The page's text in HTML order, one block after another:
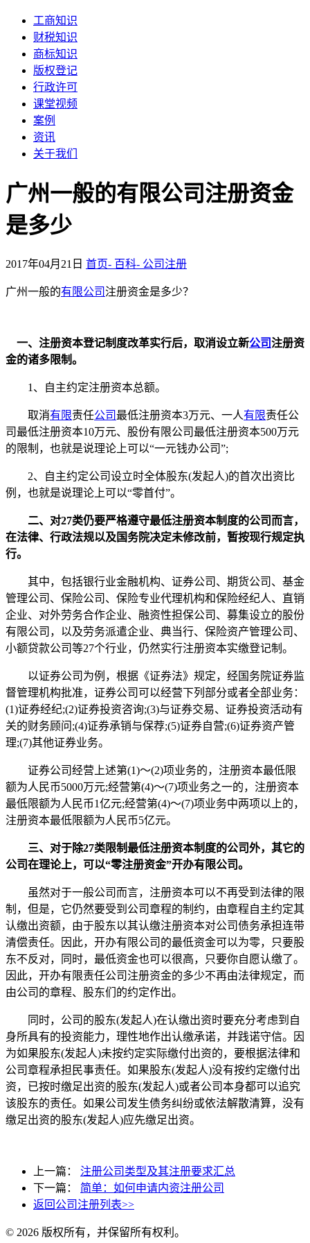
工商知识
财税知识
商标知识
版权登记
行政许可
课堂视频
案例
资讯
关于我们
广州一般的有限公司注册资金
是多少
2017年04月21日 首页- 百科- 公司注册
广州一般的有限公司注册资金是多少？
一、注册资本登记制度改革实行后，取消设立新公司注册资
金的诸多限制。
1、自主约定注册资本总额。
取消有限责任公司最低注册资本3万元、一人有限责任公
司最低注册资本10万元、股份有限公司最低注册资本500万元
的限制，也就是说理论上可以“一元钱办公司”;
2、自主约定公司设立时全体股东(发起人)的首次出资比
例，也就是说理论上可以“零首付”。
二、对27类仍要严格遵守最低注册资本制度的公司而言，
在法律、行政法规以及国务院决定未修改前，暂按现行规定执
行。
其中，包括银行业金融机构、证券公司、期货公司、基金
管理公司、保险公司、保险专业代理机构和保险经纪人、直销
企业、对外劳务合作企业、融资性担保公司、募集设立的股份
有限公司，以及劳务派遣企业、典当行、保险资产管理公司、
小额贷款公司等27个行业，仍然实行注册资本实缴登记制。
以证券公司为例，根据《证券法》规定，经国务院证券监
督管理机构批准，证券公司可以经营下列部分或者全部业务：
(1)证券经纪;(2)证券投资咨询;(3)与证券交易、证券投资活动有
关的财务顾问;(4)证券承销与保荐;(5)证券自营;(6)证券资产管
理;(7)其他证券业务。
证券公司经营上述第(1)～(2)项业务的，注册资本最低限
额为人民币5000万元;经营第(4)～(7)项业务之一的，注册资本
最低限额为人民币1亿元;经营第(4)～(7)项业务中两项以上的，
注册资本最低限额为人民币5亿元。
三、对于除27类限制最低注册资本制度的公司外，其它的
公司在理论上，可以“零注册资金”开办有限公司。
虽然对于一般公司而言，注册资本可以不再受到法律的限
制，但是，它仍然要受到公司章程的制约，由章程自主约定其
认缴出资额，由于股东以其认缴注册资本对公司债务承担连带
清偿责任。因此，开办有限公司的最低资金可以为零，只要股
东不反对，同时，最低资金也可以很高，只要你自愿认缴了。
因此，开办有限责任公司注册资金的多少不再由法律规定，而
由公司的章程、股东们的约定作出。
同时，公司的股东(发起人)在认缴出资时要充分考虑到自
身所具有的投资能力，理性地作出认缴承诺，并践诺守信。因
为如果股东(发起人)未按约定实际缴付出资的，要根据法律和
公司章程承担民事责任。如果股东(发起人)没有按约定缴付出
资，已按时缴足出资的股东(发起人)或者公司本身都可以追究
该股东的责任。如果公司发生债务纠纷或依法解散清算，没有
缴足出资的股东(发起人)应先缴足出资。
上一篇： 注册公司类型及其注册要求汇总
下一篇： 简单：如何申请内资注册公司
返回公司注册列表>>
© 2026 版权所有，并保留所有权利。